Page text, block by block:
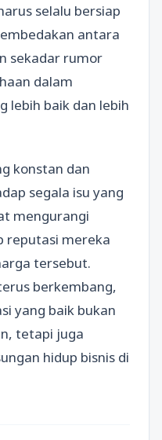
selalu bersiap
antara
sekadar rumor
dalam
lebih baik dan lebih
konstan dan
segala isu yang
mengurangi
reputasi mereka
tersebut.
berkembang,
yang baik bukan
tetapi juga
hidup bisnis di